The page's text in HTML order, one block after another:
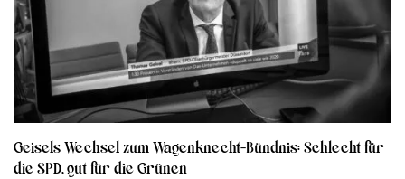
Geisels Wechsel zum Wagenknecht-Bündnis: Schlecht für
die SPD, gut für die Grünen